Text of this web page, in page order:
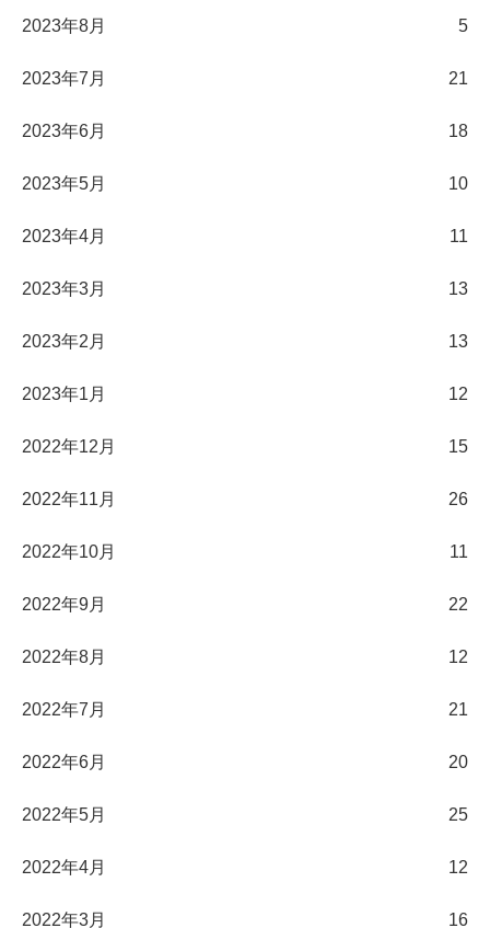
2023年8月 5
2023年7月 21
2023年6月 18
2023年5月 10
2023年4月 11
2023年3月 13
2023年2月 13
2023年1月 12
2022年12月 15
2022年11月 26
2022年10月 11
2022年9月 22
2022年8月 12
2022年7月 21
2022年6月 20
2022年5月 25
2022年4月 12
2022年3月 16